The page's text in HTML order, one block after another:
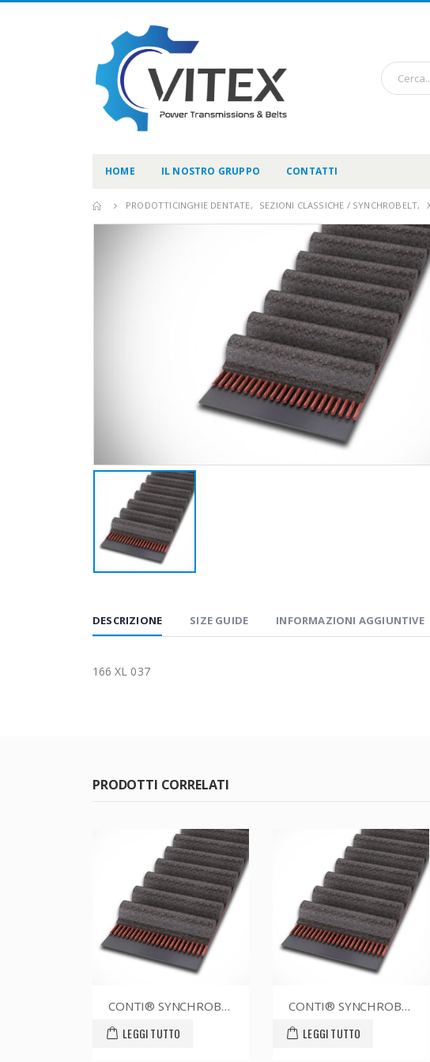
HOME IL NOSTRO GRUPPO CONTATTI
PRODOTTI CINGHIE DENTATE, SEZIONI CLASSICHE / SYNCHROBELT,
DESCRIZIONE SIZE GUIDE INFORMAZIONI AGGIUNTIVE
166 XL 037
PRODOTTI CORRELATI
CONTI® SYNCHROBELT 76XL031
LEGGI TUTTO
CONTI® SYNCHROBELT 76XL037
LEGGI TUTTO